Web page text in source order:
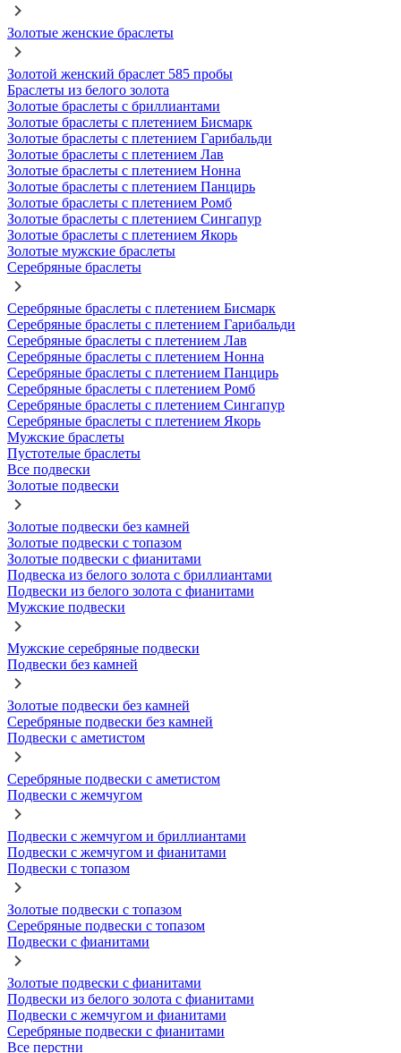
Золотые женские браслеты
Золотой женский браслет 585 пробы
Браслеты из белого золота
Золотые браслеты с бриллиантами
Золотые браслеты с плетением Бисмарк
Золотые браслеты с плетением Гарибальди
Золотые браслеты с плетением Лав
Золотые браслеты с плетением Нонна
Золотые браслеты с плетением Панцирь
Золотые браслеты с плетением Ромб
Золотые браслеты с плетением Сингапур
Золотые браслеты с плетением Якорь
Золотые мужские браслеты
Серебряные браслеты
Серебряные браслеты с плетением Бисмарк
Серебряные браслеты с плетением Гарибальди
Серебряные браслеты с плетением Лав
Серебряные браслеты с плетением Нонна
Серебряные браслеты с плетением Панцирь
Серебряные браслеты с плетением Ромб
Серебряные браслеты с плетением Сингапур
Серебряные браслеты с плетением Якорь
Мужские браслеты
Пустотелые браслеты
Все подвески
Золотые подвески
Золотые подвески без камней
Золотые подвески с топазом
Золотые подвески с фианитами
Подвеска из белого золота с бриллиантами
Подвески из белого золота с фианитами
Мужские подвески
Мужские серебряные подвески
Подвески без камней
Золотые подвески без камней
Серебряные подвески без камней
Подвески с аметистом
Серебряные подвески с аметистом
Подвески с жемчугом
Подвески с жемчугом и бриллиантами
Подвески с жемчугом и фианитами
Подвески с топазом
Золотые подвески с топазом
Серебряные подвески с топазом
Подвески с фианитами
Золотые подвески с фианитами
Подвески из белого золота с фианитами
Подвески с жемчугом и фианитами
Серебряные подвески с фианитами
Все перстни